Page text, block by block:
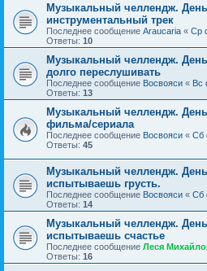
Музыкальный челлендж.
инструментальный трек
Последнее сообщение Araucaria « Ср
Ответы: 10
Музыкальный челлендж.
долго переслушивать
Последнее сообщение Восвояси « Вс
Ответы: 13
Музыкальный челлендж.
фильма/сериала
Последнее сообщение Восвояси « Сб
Ответы: 45
Музыкальный челлендж.
испытываешь грусть.
Последнее сообщение Восвояси « Сб
Ответы: 14
Музыкальный челлендж.
испытываешь счастье
Последнее сообщение Леся
Ответы: 16